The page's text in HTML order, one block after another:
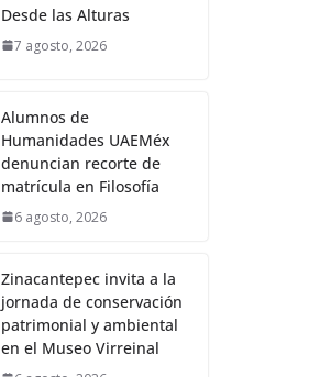
Desde las Alturas
7 agosto, 2026
Alumnos de
Humanidades UAEMéx
denuncian recorte de
matrícula en Filosofía
6 agosto, 2026
Zinacantepec invita a la
jornada de conservación
patrimonial y ambiental
en el Museo Virreinal